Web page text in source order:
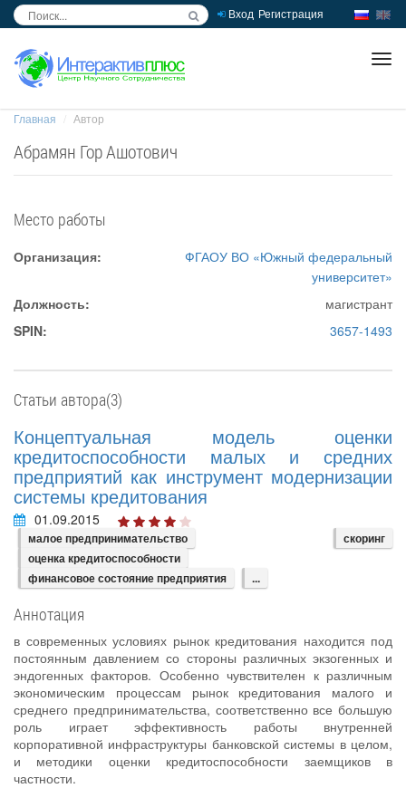
Вход Регистрация
Главная Автор
Абрамян Гор Ашотович
Место работы
Организация:
ФГАОУ ВО «Южный федеральный
университет»
Должность:
магистрант
SPIN:
3657-1493
Статьи автора(3)
Концептуальная модель оценки
кредитоспособности малых и средних
предприятий как инструмент модернизации
системы кредитования
01.09.2015
малое предпринимательство
скоринг
оценка кредитоспособности
финансовое состояние предприятия
...
Аннотация
в современных условиях рынок кредитования находится под
постоянным давлением со стороны различных экзогенных и
эндогенных факторов. Особенно чувствителен к различным
экономическим процессам рынок кредитования малого и
среднего предпринимательства, соответственно все большую
роль играет эффективность работы внутренней
корпоративной инфраструктуры банковской системы в целом,
и методики оценки кредитоспособности заемщиков в
частности.